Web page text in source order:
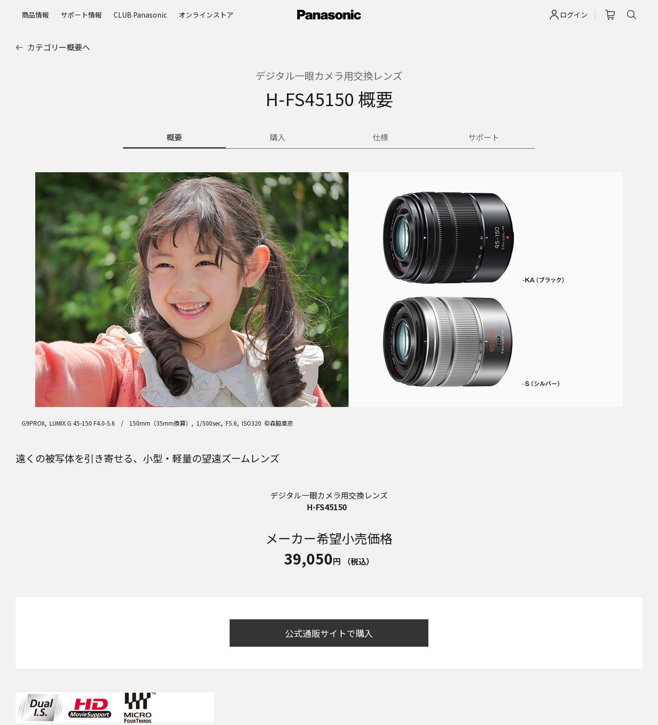
ログイン
商品情報 サポート情報 CLUB Panasonic オンラインストア
カテゴリー概要へ
デジタル一眼カメラ用交換レンズ
H-FS45150 概要
概要 購入 仕様 サポート
G9PROII, LUMIX G 45-150 F4.0-5.6 / 150mm（35mm換算）, 1/500sec, F5.6, ISO320 ©森脇章彦
遠くの被写体を引き寄せる、小型・軽量の望遠ズームレンズ
デジタル一眼カメラ用交換レンズ
H-FS45150
メーカー希望小売価格
39,050円 （税込）
公式通販サイトで購入